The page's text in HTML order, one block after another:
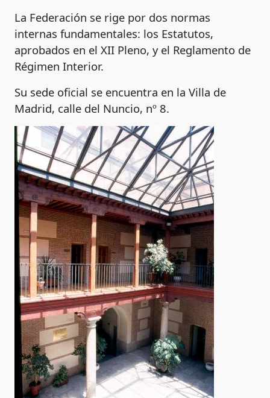
La Federación se rige por dos normas
internas fundamentales: los Estatutos,
aprobados en el XII Pleno, y el Reglamento de
Régimen Interior.
Su sede oficial se encuentra en la Villa de
Madrid, calle del Nuncio, nº 8.